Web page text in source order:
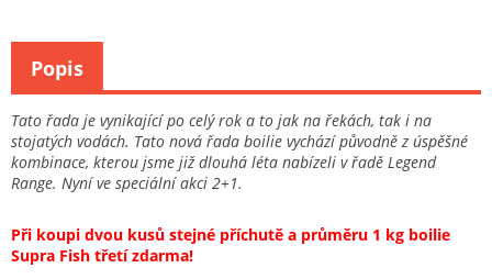
Tato řada je vynikající po celý rok a to jak na řekách, tak i na
stojatých vodách. Tato nová řada boilie vychází původně z úspěšné
kombinace, kterou jsme již dlouhá léta nabízeli v řadě Legend
Range. Nyní ve speciální akci 2+1.
Při koupi dvou kusů stejné příchutě a průměru 1 kg boilie
Supra Fish třetí zdarma!
Popis